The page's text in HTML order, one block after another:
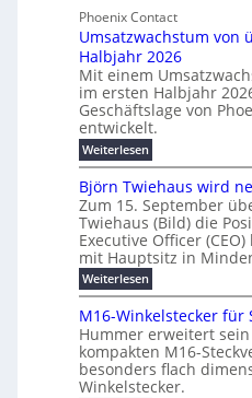
r
a
u
c
h
t
m
e
r
T
e
m
o
u
n
d
w
e
u
b
ü
r
m
o
d
e
r
n
e
E
e
r
g
i
e
N
H
-
S
i
c
h
e
r
u
n
g
s
l
a
s
t
s
e
i
l
i
g
u
n
g
b
e
m
2
0
2
6
E
u
r
h
r
f
a
c
h
d
u
r
c
f
ü
h
r
u
n
g
e
n
f
ü
r
e
ff
Phoenix Contact
Umsatzwachstum von
Halbjahr 2026
Mit einem
im ersten Halbjahr
Geschäftslage von
entwickelt.
Weiterlesen:
U
m
s
a
z
w
a
c
h
s
t
u
m
v
o
Björn Twiehaus wird
Zum 15. September
Twiehaus (Bild) die
Executive Officer
mit Hauptsitz in
Weiterlesen:
B
ö
r
n
T
w
M16-Winkelstecker für
Hummer erweitert
kompakten M16-
besonders flach
Winkelstecker.